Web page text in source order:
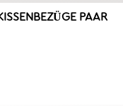
PAAR